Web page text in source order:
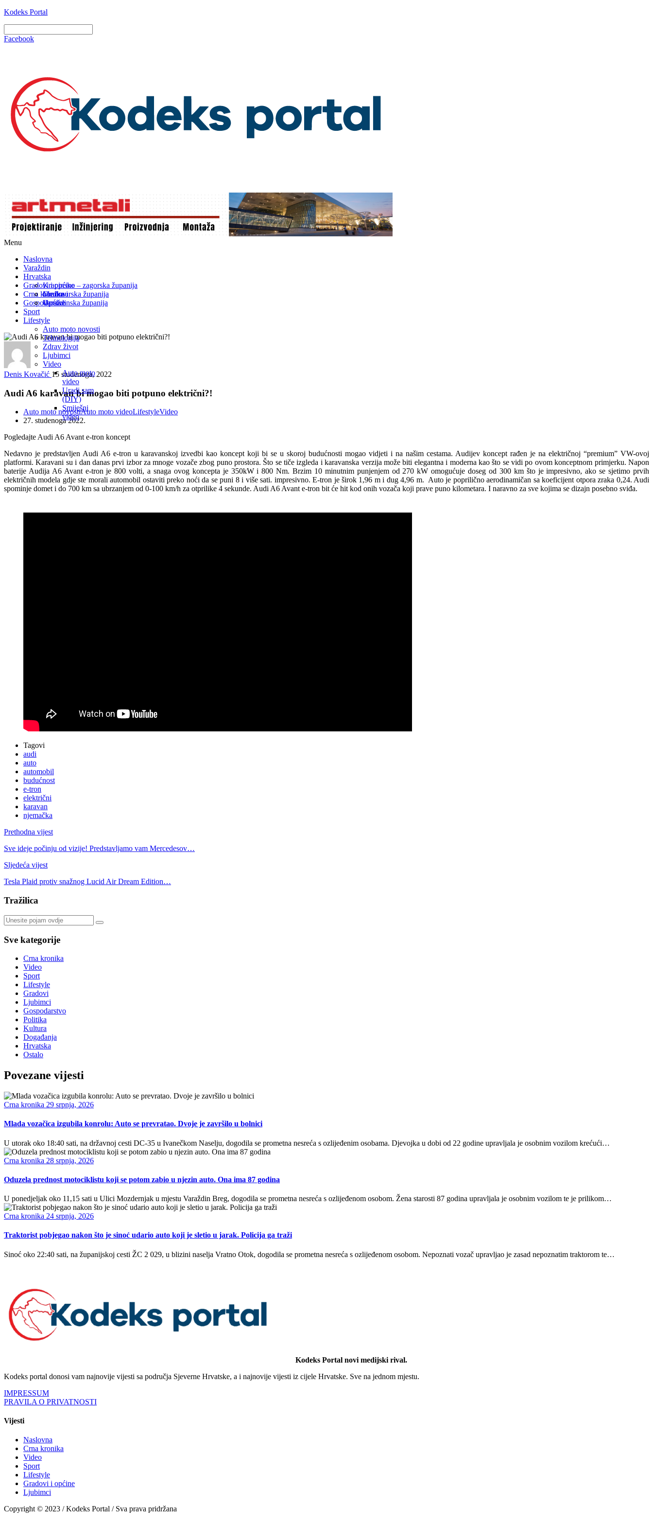
Kodeks Portal
Facebook
Menu
Naslovna
Varaždin
Hrvatska
Krapinsko – zagorska županija
Međimurska županija
Varaždinska županija
Gradovi i općine
Gradovi
Općine
Crna kronika
Gospodarstvo
Sport
Lifestyle
Auto moto novosti
Tehnologija
Zdrav život
Ljubimci
Video
Auto moto
video
Uradi sam
(DIY)
Smiješni
video
Denis Kovačić 15 studenoga, 2022
Audi A6 karavan bi mogao biti potpuno električni?!
Auto moto novostiAuto moto videoLifestyleVideo
27. studenoga 2022.
Pogledajte Audi A6 Avant e-tron koncept
Nedavno je predstavljen Audi A6 e-tron u karavanskoj izvedbi kao koncept koji bi se u skoroj budućnosti mogao vidjeti i na našim cestama. Audijev koncept rađen je na električnoj “premium” VW-ovoj
platformi. Karavani su i dan danas prvi izbor za mnoge vozače zbog puno prostora. Što se tiče izgleda i karavanska verzija može biti elegantna i moderna kao što se vidi po ovom konceptnom primjerku. Napon
baterije Audija A6 Avant e-tron je 800 volti, a snaga ovog koncepta je 350kW i 800 Nm. Brzim 10 minutnim punjenjem od 270 kW omogućuje doseg od 300 km što je impresivno, ako se sjetimo prvih
električnih modela gdje ste morali automobil ostaviti preko noći da se puni 8 i više sati. impresivno. E-tron je širok 1,96 m i dug 4,96 m. Auto je poprilično aerodinamičan sa koeficijent otpora zraka 0,24. Audi
spominje domet i do 700 km sa ubrzanjem od 0-100 km/h za otprilike 4 sekunde. Audi A6 Avant e-tron bit će hit kod onih vozača koji prave puno kilometara. I naravno za sve kojima se dizajn posebno sviđa.
Tagovi
audi
auto
automobil
budućnost
e-tron
električni
karavan
njemačka
Prethodna vijest
Sve ideje počinju od vizije! Predstavljamo vam Mercedesov…
Sljedeća vijest
Tesla Plaid protiv snažnog Lucid Air Dream Edition…
Tražilica
Sve kategorije
Crna kronika
Video
Sport
Lifestyle
Gradovi
Ljubimci
Gospodarstvo
Politika
Kultura
Događanja
Hrvatska
Ostalo
Povezane vijesti
Crna kronika 29 srpnja, 2026
Mlada vozačica izgubila konrolu: Auto se prevratao. Dvoje je završilo u bolnici
U utorak oko 18:40 sati, na državnoj cesti DC-35 u Ivanečkom Naselju, dogodila se prometna nesreća s ozlijeđenim osobama. Djevojka u dobi od 22 godine upravljala je osobnim vozilom krećući…
Crna kronika 28 srpnja, 2026
Oduzela prednost motociklistu koji se potom zabio u njezin auto. Ona ima 87 godina
U ponedjeljak oko 11,15 sati u Ulici Mozdernjak u mjestu Varaždin Breg, dogodila se prometna nesreća s ozlijeđenom osobom. Žena starosti 87 godina upravljala je osobnim vozilom te je prilikom…
Crna kronika 24 srpnja, 2026
Traktorist pobjegao nakon što je sinoć udario auto koji je sletio u jarak. Policija ga traži
Sinoć oko 22:40 sati, na županijskoj cesti ŽC 2 029, u blizini naselja Vratno Otok, dogodila se prometna nesreća s ozlijeđenom osobom. Nepoznati vozač upravljao je zasad nepoznatim traktorom te…
Kodeks Portal novi medijski rival.
Kodeks portal donosi vam najnovije vijesti sa područja Sjeverne Hrvatske, a i najnovije vijesti iz cijele Hrvatske. Sve na jednom mjestu.
IMPRESSUM
PRAVILA O PRIVATNOSTI
Vijesti
Naslovna
Crna kronika
Video
Sport
Lifestyle
Gradovi i općine
Ljubimci
Copyright © 2023 / Kodeks Portal / Sva prava pridržana